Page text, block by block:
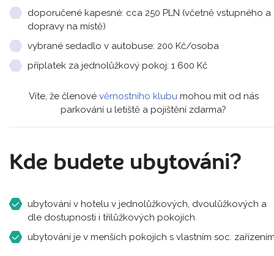
doporučené kapesné: cca 250 PLN (včetně vstupného a
dopravy na místě)
vybrané sedadlo v autobuse: 200 Kč/osoba
příplatek za jednolůžkový pokoj: 1 600 Kč
Víte, že členové věrnostního klubu mohou mít od nás
parkování u letiště a pojištění zdarma?
Kde budete ubytováni?
ubytování v hotelu v jednolůžkových, dvoulůžkových a
dle dostupnosti i třílůžkových pokojích
ubytování je v menších pokojích s vlastním soc.